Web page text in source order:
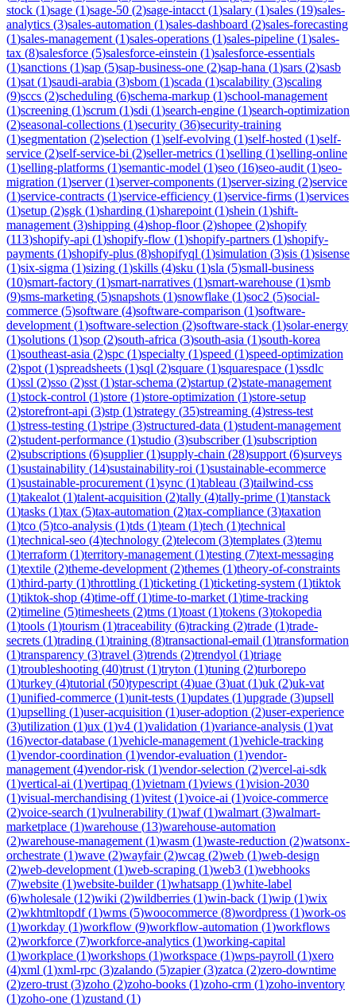
stock (1)sage (1)sage-50 (2)sage-intacct (1)salary (1)sales (19)sales-
analytics (3)sales-automation (1)sales-dashboard (2)sales-forecasting
(1)sales-management (1)sales-operations (1)sales-pipeline (1)sales-
tax (8)salesforce (5)salesforce-einstein (1)salesforce-essentials
(1)sanctions (1)sap (5)sap-business-one (2)sap-hana (1)sars (2)sasb
(1)sat (1)saudi-arabia (3)sbom (1)scada (1)scalability (3)scaling
(9)sccs (2)scheduling (6)schema-markup (1)school-management
(1)screening (1)scrum (1)sdi (1)search-engine (1)search-optimization
(2)seasonal-collections (1)security (36)security-training
(1)segmentation (2)selection (1)self-evolving (1)self-hosted (1)self-
service (2)self-service-bi (2)seller-metrics (1)selling (1)selling-online
(1)selling-platforms (1)semantic-model (1)seo (16)seo-audit (1)seo-
migration (1)server(1)server-components (1)server-sizing (2)service
(1)service-contracts (1)service-efficiency (1)service-firms (1)services
(1)setup (2)sgk (1)sharding (1)sharepoint (1)shein (1)shift-
management (3)shipping (4)shop-floor(2)shopee (2)shopify
(113)shopify-api (1)shopify-flow (1)shopify-partners (1)shopify-
payments (1)shopify-plus (8)shopifyql (1)simulation (3)sis (1)sisense
(1)six-sigma (1)sizing (1)skills (4)sku (1)sla (5)small-business
(10)smart-factory (1)smart-narratives (1)smart-warehouse (1)smb
(9)sms-marketing (5)snapshots (1)snowflake (1)soc2 (5)social-
commerce (5)software (4)software-comparison (1)software-
development (1)software-selection (2)software-stack (1)solar-energy
(1)solutions (1)sop (2)south-africa (3)south-asia (1)south-korea
(1)southeast-asia (2)spc (1)specialty (1)speed (1)speed-optimization
(2)spot (1)spreadsheets (1)sql (2)square (1)squarespace (1)ssdlc
(1)ssl (2)sso (2)sst (1)star-schema (2)startup (2)state-management
(1)stock-control (1)store (1)store-optimization (1)store-setup
(2)storefront-api (3)stp (1)strategy (35)streaming (4)stress-test
(1)stress-testing (1)stripe (3)structured-data (1)student-management
(2)student-performance (1)studio (3)subscriber(1)subscription
(2)subscriptions (6)supplier(1)supply-chain (28)support (6)surveys
(1)sustainability (14)sustainability-roi (1)sustainable-ecommerce
(1)sustainable-procurement (1)sync (1)tableau (3)tailwind-css
(1)takealot (1)talent-acquisition (2)tally (4)tally-prime (1)tanstack
(1)tasks (1)tax (5)tax-automation (2)tax-compliance (3)taxation
(1)tco (5)tco-analysis (1)tds (1)team (1)tech (1)technical
(1)technical-seo (4)technology (2)telecom (3)templates (3)temu
(1)terraform (1)territory-management (1)testing (7)text-messaging
(1)textile (2)theme-development (2)themes (1)theory-of-constraints
(1)third-party (1)throttling (1)ticketing (1)ticketing-system (1)tiktok
(1)tiktok-shop (4)time-off(1)time-to-market (1)time-tracking
(2)timeline (5)timesheets (2)tms (1)toast (1)tokens (3)tokopedia
(1)tools (1)tourism (1)traceability (6)tracking (2)trade (1)trade-
secrets (1)trading (1)training (8)transactional-email (1)transformation
(1)transparency (3)travel (3)trends (2)trendyol (1)triage
(1)troubleshooting (40)trust (1)tryton (1)tuning (2)turborepo
(1)turkey (4)tutorial (50)typescript (4)uae (3)uat (1)uk (2)uk-vat
(1)unified-commerce (1)unit-tests (1)updates (1)upgrade (3)upsell
(1)upselling (1)user-acquisition (1)user-adoption (2)user-experience
(3)utilization (1)ux (1)v4 (1)validation (1)variance-analysis (1)vat
(16)vector-database (1)vehicle-management (1)vehicle-tracking
(1)vendor-coordination (1)vendor-evaluation (1)vendor-
management (4)vendor-risk (1)vendor-selection (2)vercel-ai-sdk
(1)vertical-ai (1)vertipaq (1)vietnam (1)views (1)vision-2030
(1)visual-merchandising (1)vitest (1)voice-ai (1)voice-commerce
(2)voice-search (1)vulnerability (1)waf(1)walmart (3)walmart-
marketplace (1)warehouse (13)warehouse-automation
(2)warehouse-management (1)wasm (1)waste-reduction (2)watsonx-
orchestrate (1)wave (2)wayfair(2)wcag (2)web (1)web-design
(2)web-development (1)web-scraping (1)web3 (1)webhooks
(7)website (1)website-builder(1)whatsapp (1)white-label
(6)wholesale (12)wiki (2)wildberries (1)win-back (1)wip (1)wix
(2)wkhtmltopdf(1)wms (5)woocommerce (8)wordpress (1)work-os
(1)workday (1)workflow (9)workflow-automation (1)workflows
(2)workforce (7)workforce-analytics (1)working-capital
(1)workplace (1)workshops (1)workspace (1)wps-payroll (1)xero
(4)xml (1)xml-rpc (3)zalando (5)zapier(3)zatca (2)zero-downtime
(2)zero-trust (3)zoho (2)zoho-books (1)zoho-crm (1)zoho-inventory
(1)zoho-one (1)zustand (1)